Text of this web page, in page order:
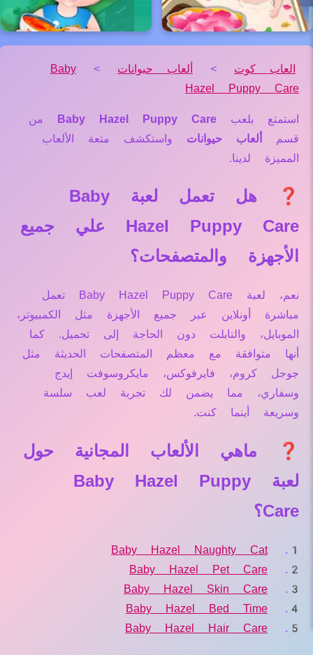
العاب كوت > ألعاب حيوانات >
Baby
Hazel Puppy Care
استمتع بلعب Baby Hazel Puppy Care من
قسم
ألعاب حيوانات واستكشف متعة الألعاب
المميزة لدينا.
❓ هل تعمل لعبة Baby
Hazel Puppy Care علي جميع
الأجهزة والمتصفحات؟
نعم، لعبة Baby Hazel Puppy Care تعمل
مباشرة أونلاين عبر جميع الأجهزة مثل الكمبيوتر،
الموبايل، والتابلت دون الحاجة إلى تحميل. كما
أنها متوافقة مع معظم المتصفحات الحديثة مثل
جوجل كروم، فايرفوكس، مايكروسوفت إيدج
وسفاري، مما يضمن لك تجربة لعب سلسة
وسريعة أينما كنت.
❓ ماهي الألعاب المجانية حول
لعبة Baby Hazel Puppy
Care؟
Baby Hazel Naughty Cat
Baby Hazel Pet Care
Baby Hazel Skin Care
Baby Hazel Bed Time
Baby Hazel Hair Care